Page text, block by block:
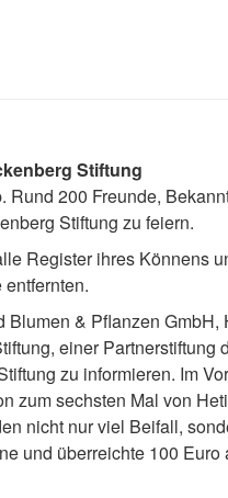
Stiftung
200 Freunde,
Stiftung zu feiern.
Register ihres Könnens
& Pflanzen
einer Partnerstiftung
zu informieren. Im
zum sechsten Mal von
nicht nur viel Beifall,
und überreichte 100